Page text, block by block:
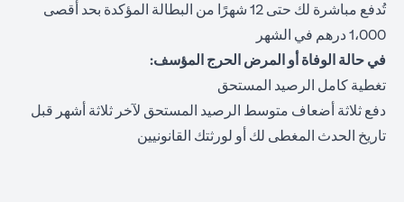
تُدفع مباشرة لك حتى 12 شهرًا من البطالة المؤكدة بحد أقصى
1،000 درهم في الشهر
في حالة الوفاة أو المرض الحرج المؤسف:
تغطية كامل الرصيد المستحق
دفع ثلاثة أضعاف متوسط الرصيد المستحق لآخر ثلاثة أشهر قبل
تاريخ الحدث المغطى لك أو لورثتك القانونيين